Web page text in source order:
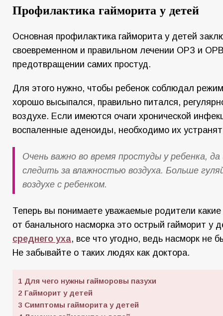
Профилактика гайморита у детей
Основная профилактика гайморита у детей
своевременном и правильном лечении ОРЗ и
предотвращении самих простуд.
Для этого нужно, чтобы ребенок соблюдал
хорошо высыпался, правильно питался,
воздухе. Если имеются очаги хронической
воспаленные аденоиды, необходимо их
Очень важно во время простуды у ребенка, да
следить за влажностью воздуха. Больше
воздухе с ребенком.
Теперь вы понимаете уважаемые родители
от банального насморка это острый гайморит у
среднего уха, все что угодно, ведь насморк не
Не забывайте о таких людях как доктора.
1 Для чего нужны гайморовы пазухи
2 Гайморит у детей
3 Симптомы гайморита у детей